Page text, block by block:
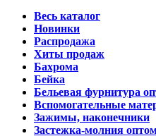
Весь каталог
Новинки
Распродажа
Хиты продаж
Бахрома
Бейка
Бельевая фурнитура
Вспомогательные
Зажимы, наконечники
Застежка-молния